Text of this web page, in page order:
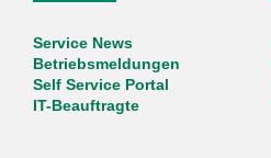
Service News
Betriebsmeldungen
Self Service Portal
IT-Beauftragte